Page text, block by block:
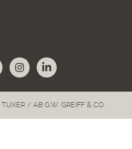
/ AB G.W. GREIFF & CO.